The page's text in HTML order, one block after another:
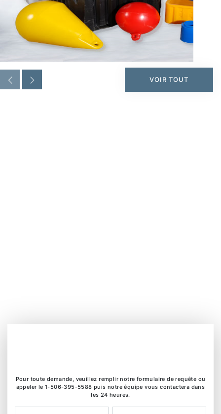
VOIR TOUT
Pour toute demande, veuillez remplir notre formulaire de requête ou
appeler le 1-506-395-5588 puis notre équipe vous contactera dans
les 24 heures.